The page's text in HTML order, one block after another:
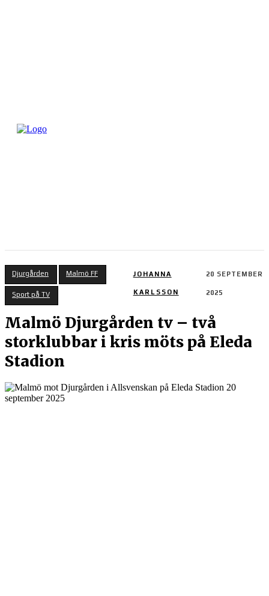
Djurgården Malmö FF
Sport på TV
JOHANNA
KARLSSON
20 SEPTEMBER
2025
Malmö Djurgården tv – två
storklubbar i kris möts på Eleda
Stadion